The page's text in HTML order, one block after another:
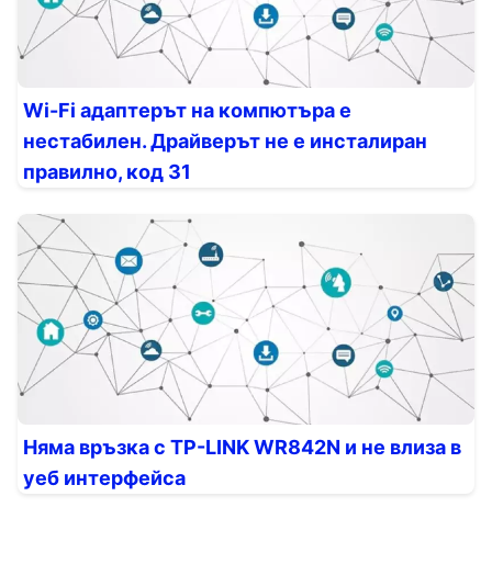
Wi-Fi адаптерът на компютъра е
нестабилен. Драйверът не е инсталиран
правилно, код 31
Няма връзка с TP-LINK WR842N и не влиза в
уеб интерфейса